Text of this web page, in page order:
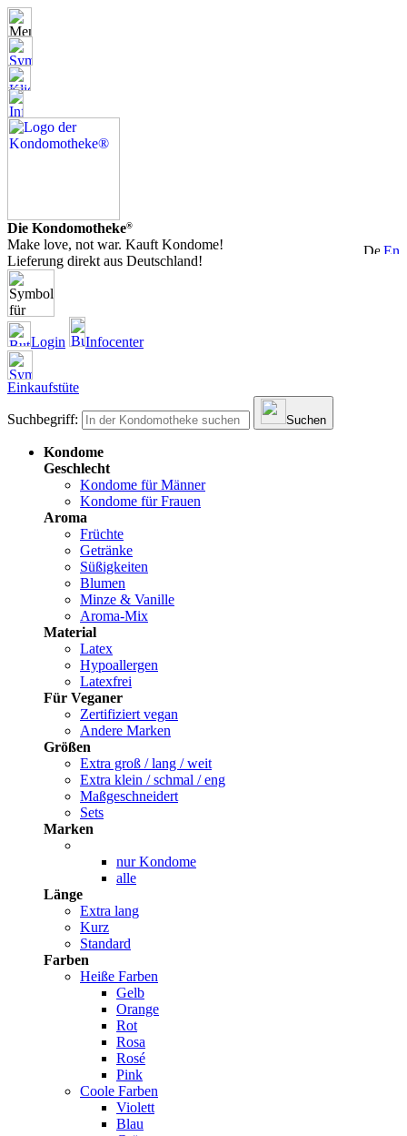
Die Kondomotheke®
Make love, not war. Kauft Kondome!
Lieferung direkt aus Deutschland!
Login Infocenter
Einkaufstüte
Suchbegriff: Suchen
Kondome
Geschlecht
Kondome für Männer
Kondome für Frauen
Aroma
Früchte
Getränke
Süßigkeiten
Blumen
Minze & Vanille
Aroma-Mix
Material
Latex
Hypoallergen
Latexfrei
Für Veganer
Zertifiziert vegan
Andere Marken
Größen
Extra groß / lang / weit
Extra klein / schmal / eng
Maßgeschneidert
Sets
Marken
nur Kondome
alle
Länge
Extra lang
Kurz
Standard
Farben
Heiße Farben
Gelb
Orange
Rot
Rosa
Rosé
Pink
Coole Farben
Violett
Blau